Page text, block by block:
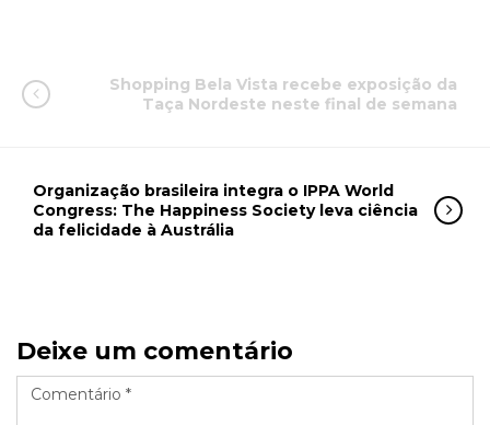
Shopping Bela Vista recebe exposição da
Taça Nordeste neste final de semana
Organização brasileira integra o IPPA World
Congress: The Happiness Society leva ciência
da felicidade à Austrália
Deixe um comentário